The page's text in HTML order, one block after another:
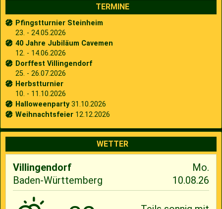
TERMINE
Pfingstturnier Steinheim
23. - 24.05.2026
40 Jahre Jubiläum Cavemen
12. - 14.06.2026
Dorffest Villingendorf
25. - 26.07.2026
Herbstturnier
10. - 11.10.2026
Halloweenparty31.10.2026
Weihnachtsfeier 12.12.2026
WETTER